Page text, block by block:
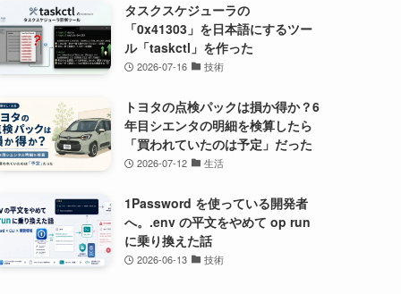
タスクスケジューラの
「0x41303」を日本語にするツー
ル「taskctl」を作った
2026-07-16 技術
トヨタの点検パックは損か得か？6
年目シエンタの明細を検算したら
「買われていたのは予定」だった
2026-07-12 生活
1Password を使っている開発者
へ。.env の平文をやめて op run
に乗り換えた話
2026-06-13 技術